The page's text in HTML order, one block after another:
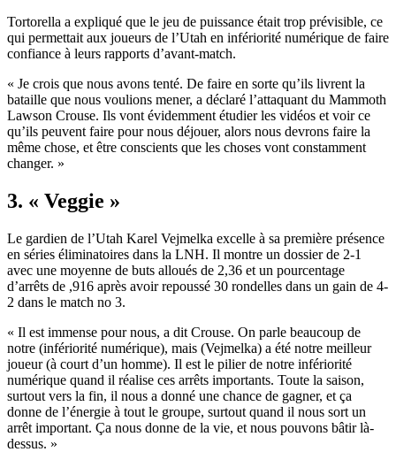
Tortorella a expliqué que le jeu de puissance était trop prévisible, ce
qui permettait aux joueurs de l’Utah en infériorité numérique de faire
confiance à leurs rapports d’avant-match.
« Je crois que nous avons tenté. De faire en sorte qu’ils livrent la
bataille que nous voulions mener, a déclaré l’attaquant du Mammoth
Lawson Crouse. Ils vont évidemment étudier les vidéos et voir ce
qu’ils peuvent faire pour nous déjouer, alors nous devrons faire la
même chose, et être conscients que les choses vont constamment
changer. »
3. « Veggie »
Le gardien de l’Utah Karel Vejmelka excelle à sa première présence
en séries éliminatoires dans la LNH. Il montre un dossier de 2-1
avec une moyenne de buts alloués de 2,36 et un pourcentage
d’arrêts de ,916 après avoir repoussé 30 rondelles dans un gain de 4-
2 dans le match no 3.
« Il est immense pour nous, a dit Crouse. On parle beaucoup de
notre (infériorité numérique), mais (Vejmelka) a été notre meilleur
joueur (à court d’un homme). Il est le pilier de notre infériorité
numérique quand il réalise ces arrêts importants. Toute la saison,
surtout vers la fin, il nous a donné une chance de gagner, et ça
donne de l’énergie à tout le groupe, surtout quand il nous sort un
arrêt important. Ça nous donne de la vie, et nous pouvons bâtir là-
dessus. »